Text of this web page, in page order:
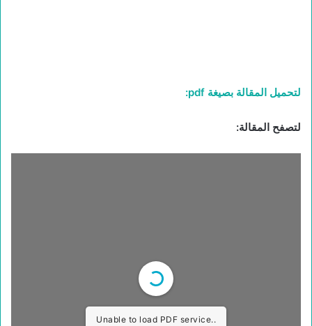
لتحميل المقالة بصيغة pdf:
لتصفح المقالة:
Unable to load PDF service..